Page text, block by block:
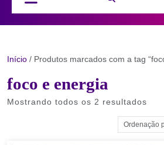
Button
Início / Produtos marcados com a tag
foco e energia
Mostrando todos os 2 resultados